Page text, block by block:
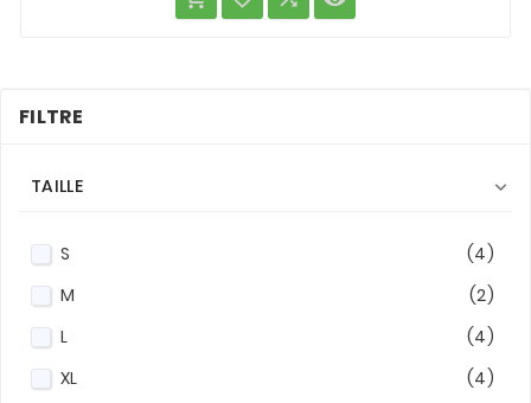
FILTRE
TAILLE 
S
(4)
M
(2)
L
(4)
XL
(4)